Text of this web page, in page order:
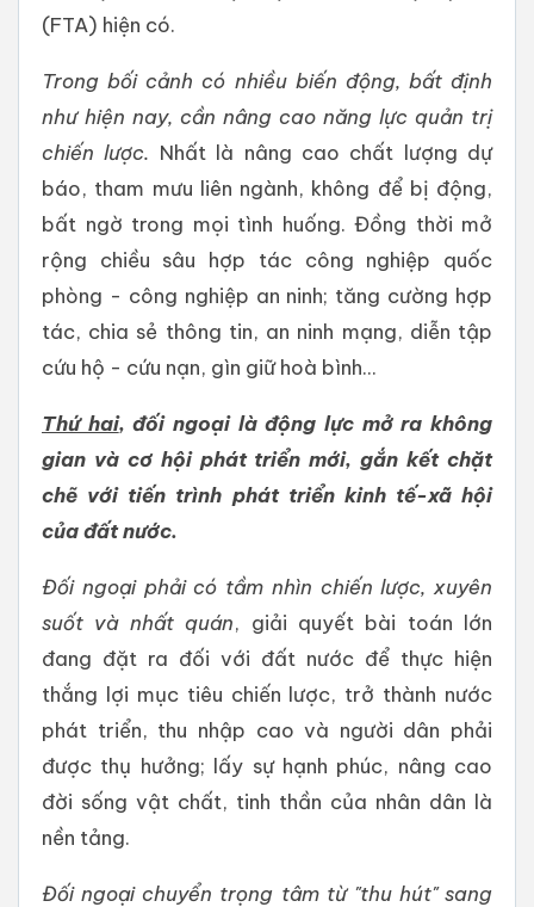
(FTA) hiện có.
Trong bối cảnh có nhiều biến động, bất định
như hiện nay, cần nâng cao năng lực quản trị
chiến lược. Nhất là nâng cao chất lượng dự
báo, tham mưu liên ngành, không để bị động,
bất ngờ trong mọi tình huống. Đồng thời mở
rộng chiều sâu hợp tác công nghiệp quốc
phòng - công nghiệp an ninh; tăng cường hợp
tác, chia sẻ thông tin, an ninh mạng, diễn tập
cứu hộ - cứu nạn, gìn giữ hoà bình...
Thứ hai, đối ngoại là động lực mở ra không
gian và cơ hộiphát triển mới, gắn kết chặt
chẽ với tiến trình phát triển kinh tế-xã hội
của đất nước.
Đối ngoại phải có tầm nhìn chiến lược, xuyên
suốt và nhất quán, giải quyết bài toán lớn
đang đặt ra đối với đất nước để thực hiện
thắng lợi mục tiêu chiến lược, trở thành nước
phát triển, thu nhập cao và người dân phải
được thụ hưởng; lấy sự hạnh phúc, nâng cao
đời sống vật chất, tinh thần của nhân dân là
nền tảng.
Đối ngoại chuyển trọng tâm từ "thu hút" sang